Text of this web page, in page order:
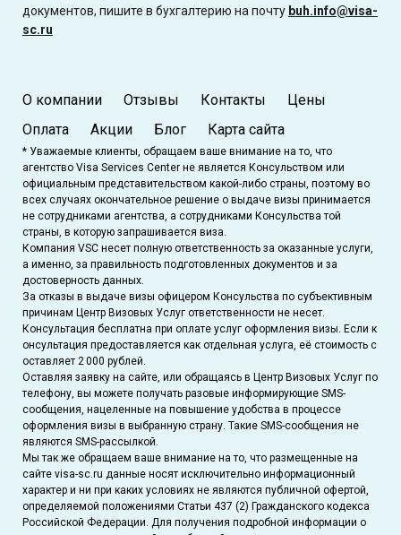
документов, пишите в бухгалтерию на почту buh.info@visa-
sc.ru
О компании Отзывы Контакты
Цены
Оплата
Акции Блог Карта сайта
* Уважаемые клиенты, обращаем ваше внимание на то, что
агентство Visa Services Center не является Консульством или
официальным представительством какой-либо страны, поэтому во
всех случаях окончательное решение о выдаче визы принимается
не сотрудниками агентства, а сотрудниками Консульства той
страны, в которую запрашивается виза.
Компания VSC несет полную ответственность за оказанные услуги,
а именно, за правильность подготовленных документов и за
достоверность данных.
За отказы в выдаче визы офицером Консульства по субъективным
причинам Центр Визовых Услуг ответственности не несет.
Консультация бесплатна при оплате услуг оформления визы. Если к
онсультация предоставляется как отдельная услуга, её стоимость с
оставляет 2 000 рублей.
Оставляя заявку на сайте, или обращаясь в Центр Визовых Услуг по
телефону, вы можете получать разовые информирующие SMS-
сообщения, нацеленные на повышение удобства в процессе
оформления визы в выбранную страну. Такие SMS-сообщения не
являются SMS-рассылкой.
Мы так же обращаем ваше внимание на то, что размещенные на
сайте visa-sc.ru данные носят исключительно информационный
характер и ни при каких условиях не являются публичной офертой,
определяемой положениями Статьи 437 (2) Гражданского кодекса
Российской Федерации. Для получения подробной информации о